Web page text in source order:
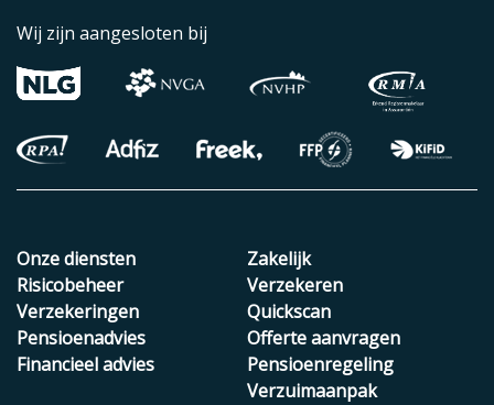
Wij zijn aangesloten bij
Onze diensten
Risicobeheer
Verzekeringen
Pensioenadvies
Financieel advies
Zakelijk
Verzekeren
Quickscan
Offerte aanvragen
Pensioenregeling
Verzuimaanpak